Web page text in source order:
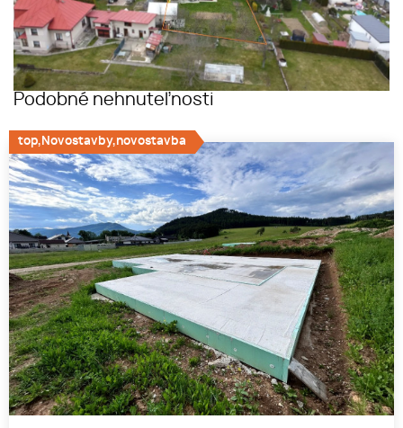
Podobné nehnuteľnosti
top,Novostavby,novostavba